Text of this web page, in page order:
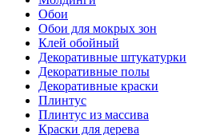
Обои
Обои для мокрых зон
Клей обойный
Декоративные штукатурки
Декоративные полы
Декоративные краски
Плинтус
Плинтус из массива
Краски для дерева